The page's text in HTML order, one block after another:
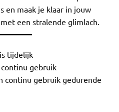
en maak je klaar in jouw
een stralende glimlach.
tijdelijk
gebruik
continu gebruik gedurende